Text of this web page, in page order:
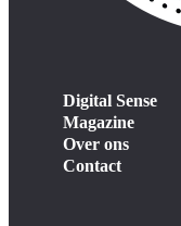
Digital Sense
Magazine
Over ons
Contact